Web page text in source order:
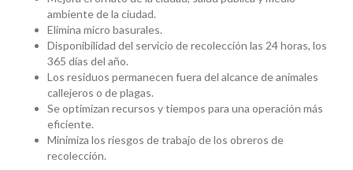
ambiente de la ciudad.
Elimina micro basurales.
Disponibilidad del servicio de recolección las 24 horas, los
365 días del año.
Los residuos permanecen fuera del alcance de animales
callejeros o de plagas.
Se optimizan recursos y tiempos para una operación más
eficiente.
Minimiza los riesgos de trabajo de los obreros de
recolección.